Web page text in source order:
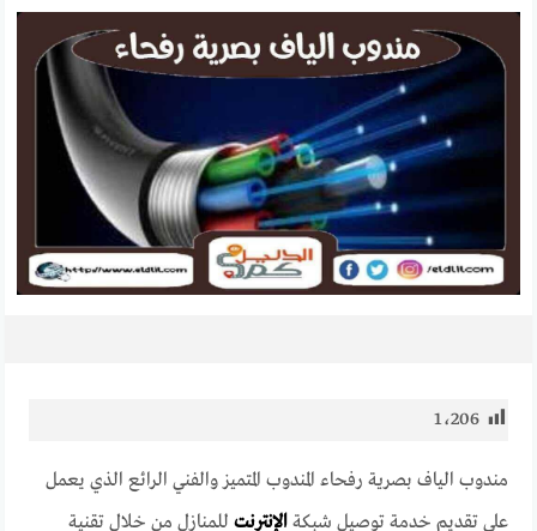
1٬206
مندوب الياف بصرية رفحاء المندوب المتميز والفني الرائع الذي يعمل
على تقديم خدمة توصيل شبكةالإنترنت للمنازل من خلال تقنية